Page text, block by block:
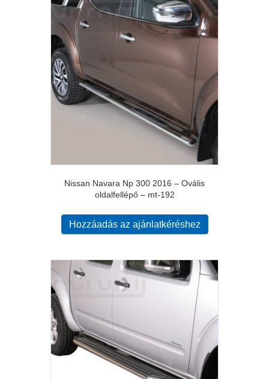
Nissan Navara Np 300 2016 – Ovális
oldalfellépő – mt-192
Hozzáadás az ajánlatkéréshez